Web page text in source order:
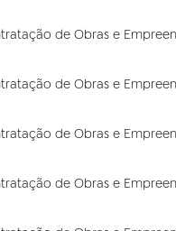
de Obras e
de Obras e
de Obras e
de Obras e